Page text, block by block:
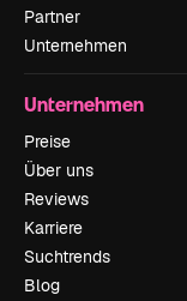
Partner
Unternehmen
Unternehmen
Preise
Über uns
Reviews
Karriere
Suchtrends
Blog